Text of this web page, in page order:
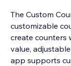
The Custom
customizable
create counters
value,
app supports